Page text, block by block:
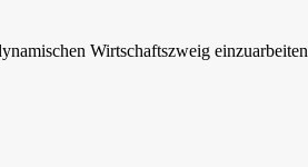
Wirtschaftszweig einzuarbeiten